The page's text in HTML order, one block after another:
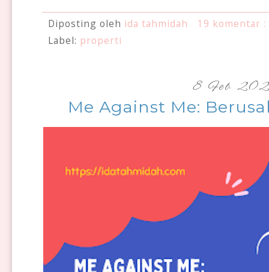
Diposting oleh ida tahmidah
19 komentar :
Label: properti
8 Feb
Me Against Me: